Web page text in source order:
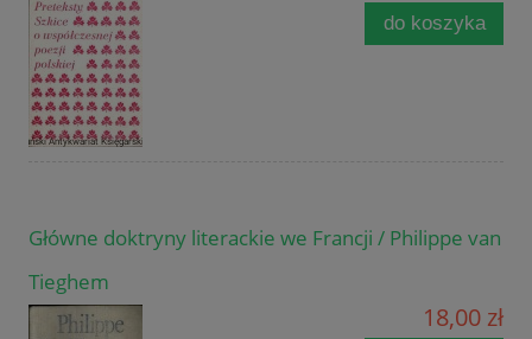
do koszyka
Główne doktryny literackie we Francji / Philippe van
Tieghem
18,00 zł